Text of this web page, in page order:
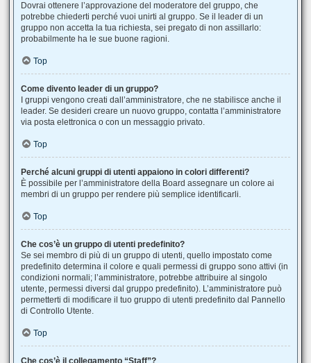
Dovrai ottenere l’approvazione del moderatore del gruppo, che
potrebbe chiederti perché vuoi unirti al gruppo. Se il leader di un
gruppo non accetta la tua richiesta, sei pregato di non assillarlo:
probabilmente ha le sue buone ragioni.
Top
Come divento leader di un gruppo?
I gruppi vengono creati dall’amministratore, che ne stabilisce anche il
leader. Se desideri creare un nuovo gruppo, contatta l’amministratore
via posta elettronica o con un messaggio privato.
Top
Perché alcuni gruppi di utenti appaiono in colori differenti?
È possibile per l’amministratore della Board assegnare un colore ai
membri di un gruppo per rendere più semplice identificarli.
Top
Che cos’è un gruppo di utenti predefinito?
Se sei membro di più di un gruppo di utenti, quello impostato come
predefinito determina il colore e quali permessi di gruppo sono attivi (in
condizioni normali; l’amministratore, potrebbe attribuire al singolo
utente, permessi diversi dal gruppo predefinito). L’amministratore può
permetterti di modificare il tuo gruppo di utenti predefinito dal Pannello
di Controllo Utente.
Top
Che cos’è il collegamento “Staff”?